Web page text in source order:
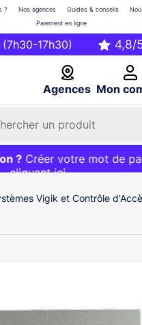
(7h30-17h30)
Agences Mon
? Nos agences Guides & conseils
Paiement en ligne
?20€ OFFERT sur
gratuite avec le code
?Créer votre mot de
ici
:
Vigik et Contrôle